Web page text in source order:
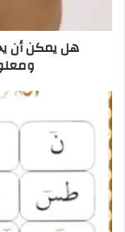
هل يمكن أن